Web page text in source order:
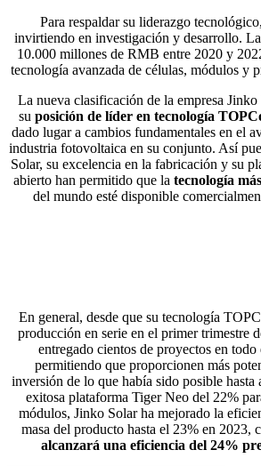
Para respaldar su liderazgo
invirtiendo en investigación y desarrollo.
10.000 millones de RMB entre 2020 y
tecnología avanzada de células, módulos y
La nueva clasificación de la empresa Jinko
su posición de líder en tecnología
dado lugar a cambios fundamentales en el
industria fotovoltaica en su conjunto. Así
Solar, su excelencia en la fabricación y su
abierto han permitido que la tecnología
del mundo esté disponible
En general, desde que su tecnología
producción en serie en el primer trimestre
entregado cientos de proyectos en
permitiendo que proporcionen más
inversión de lo que había sido posible hasta
exitosa plataforma Tiger Neo del 22%
módulos, Jinko Solar ha mejorado la
masa del producto hasta el 23% en 2023,
alcanzará una eficiencia del 24%